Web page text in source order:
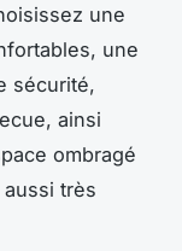
une
une
sécurité,
ainsi
ombragé
très